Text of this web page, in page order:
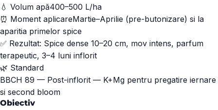
💧 Volum apă400–500 L/ha
⏰ Moment aplicareMartie–Aprilie (pre-butonizare) si la
aparitia primelor spice
✅ Rezultat: Spice dense 10–20 cm, mov intens, parfum
terapeutic, 3–4 luni inflorit
🌿 Standard
BBCH 89 — Post-inflorit — K+Mg pentru pregatire iernare
si second bloom
Obiectiv